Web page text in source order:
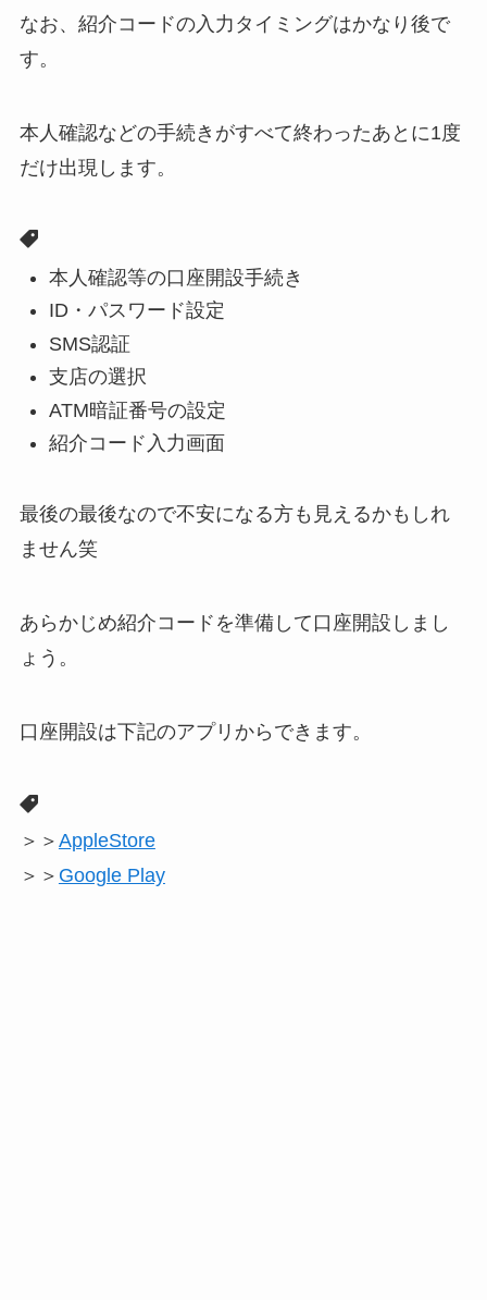
なお、紹介コードの入力タイミングはかなり後で
す。
本人確認などの手続きがすべて終わったあとに1度
だけ出現します。
本人確認等の口座開設手続き
ID・パスワード設定
SMS認証
支店の選択
ATM暗証番号の設定
紹介コード入力画面
最後の最後なので不安になる方も見えるかもしれ
ません笑
あらかじめ紹介コードを準備して口座開設しまし
ょう。
口座開設は下記のアプリからできます。
＞＞ AppleStore
＞＞ Google Play